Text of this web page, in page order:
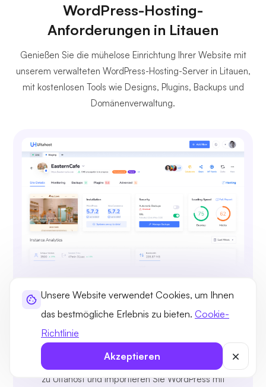
Unsere Website verwendet Cookies, um Ihnen
das bestmögliche Erlebnis zu bieten. Cookie-
Richtlinie
Akzeptieren
WordPress-Hosting-
Anforderungen in Litauen
Genießen Sie die mühelose Einrichtung Ihrer Website mit
unserem verwalteten WordPress-Hosting-Server in Litauen,
mit kostenlosen Tools wie Designs, Plugins, Backups und
Domänenverwaltung.
Vollständige WordPress-Kontrolle
einer einfachen Liste ganz einfach anzeigen,
erstellen, bearbeiten und löschen. Migrieren Sie
zu Ultahost und importieren Sie WordPress mit